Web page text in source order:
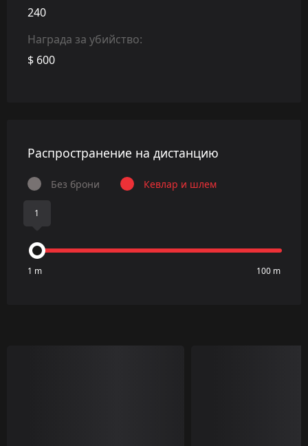
240
Награда за убийство:
$ 600
Распространение на дистанцию
Без брони Кевлар и шлем
1
1 m 100 m